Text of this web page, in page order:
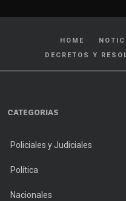
HOME
DECRETOS Y
CATEGORIAS
Policiales y Judiciales
Política
Nacionales